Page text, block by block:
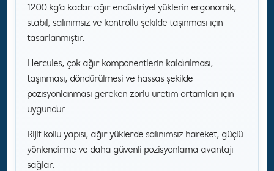
1200 kg’a kadar ağır endüstriyel yüklerin ergonomik,
stabil, salınımsız ve kontrollü şekilde taşınması için
tasarlanmıştır.
Hercules, çok ağır komponentlerin kaldırılması,
taşınması, döndürülmesi ve hassas şekilde
pozisyonlanması gereken zorlu üretim ortamları için
uygundur.
Rijit kollu yapısı, ağır yüklerde salınımsız hareket, güçlü
yönlendirme ve daha güvenli pozisyonlama avantajı
sağlar.